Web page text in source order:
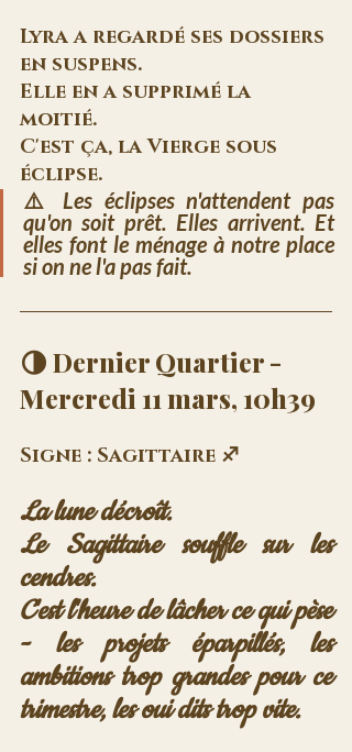
Lyra a regardé ses dossiers
en suspens.
Elle en a supprimé la
moitié.
C'est ça, la Vierge sous
éclipse.
⚠️ Les éclipses n'attendent pas
qu'on soit prêt. Elles arrivent. Et
elles font le ménage à notre place
si on ne l'a pas fait.
🌗 Dernier Quartier -
Mercredi 11 mars, 10h39
Signe : Sagittaire ♐
La lune décroît.
Le Sagittaire souffle sur les
cendres.
C'est l'heure de lâcher ce qui pèse
- les projets éparpillés, les
ambitions trop grandes pour ce
trimestre, les oui dits trop vite.